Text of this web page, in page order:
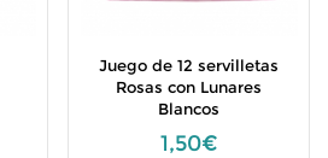
Juego de 12 servilletas
Rosas con Lunares
Blancos
1,50€